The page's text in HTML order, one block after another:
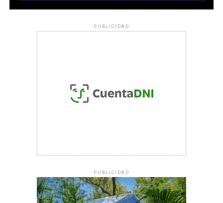
PUBLICIDAD
PUBLICIDAD